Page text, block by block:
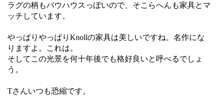
ラグの柄もバウハウスっぽいので、そこらへんも家具とマ
ッチしています。
やっぱりやっぱりKnollの家具は美しいですね。名作にな
りますよ。これは。
そしてこの光景を何十年後でも格好良いと呼べるでしょ
う。
Tさんいつも恐縮です。